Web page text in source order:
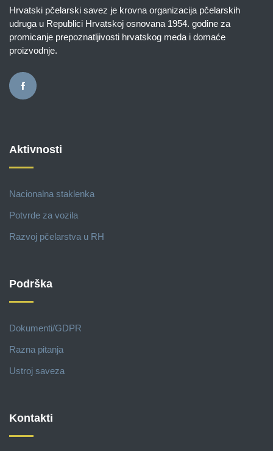
Hrvatski pčelarski savez je krovna organizacija pčelarskih
udruga u Republici Hrvatskoj osnovana 1954. godine za
promicanje prepoznatljivosti hrvatskog meda i domaće
proizvodnje.
Aktivnosti
Nacionalna staklenka
Potvrde za vozila
Razvoj pčelarstva u RH
Podrška
Dokumenti/GDPR
Razna pitanja
Ustroj saveza
Kontakti